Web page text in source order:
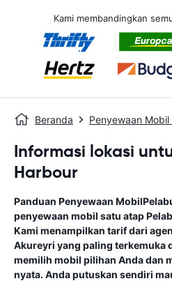
Kami membandingkan
Beranda Penyewaan
Informasi lokasi
Harbour
Panduan Penyewaan Mobil
penyewaan mobil satu atap
Kami menampilkan tarif dari
Akureyri yang paling terkemuka
memilih mobil pilihan Anda dan
nyata. Anda putuskan sendiri